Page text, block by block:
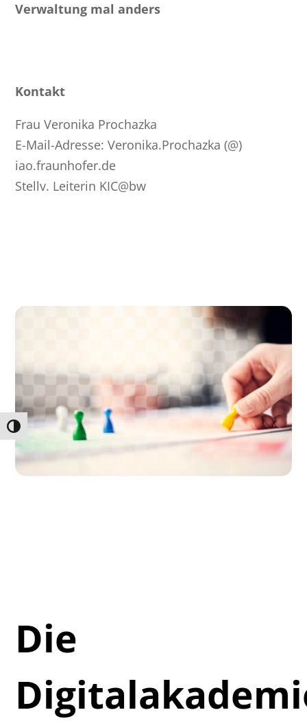
Umschalten auf hohe Kontraste
Verwaltung mal anders
Kontakt
Frau Veronika Prochazka
E-Mail-Adresse: Veronika.Prochazka (@)
iao.fraunhofer.de
Stellv. Leiterin KIC@bw
Die